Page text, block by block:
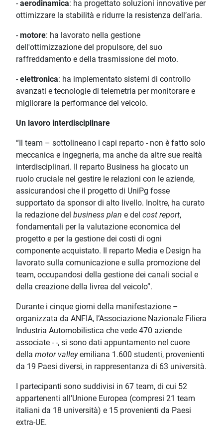
-aerodinamica: ha progettato soluzioni innovative per
ottimizzare la stabilità e ridurre la resistenza dell’aria.
-motore: ha lavorato nella gestione
dell'ottimizzazione del propulsore, del suo
raffreddamento e della trasmissione del moto.
-elettronica: ha implementato sistemi di controllo
avanzati e tecnologie di telemetria per monitorare e
migliorare la performance del veicolo.
Un lavoro interdisciplinare
“Il team – sottolineano i capi reparto - non è fatto solo
meccanica e ingegneria, ma anche da altre sue realtà
interdisciplinari. Il reparto Business ha giocato un
ruolo cruciale nel gestire le relazioni con le aziende,
assicurandosi che il progetto di UniPg fosse
supportato da sponsor di alto livello. Inoltre, ha curato
la redazione del business plan e del cost report,
fondamentali per la valutazione economica del
progetto e per la gestione dei costi di ogni
componente acquistato. Il reparto Media e Design ha
lavorato sulla comunicazione e sulla promozione del
team, occupandosi della gestione dei canali social e
della creazione della livrea del veicolo”.
Durante i cinque giorni della manifestazione –
organizzata da ANFIA, l’Associazione Nazionale Filiera
Industria Automobilistica che vede 470 aziende
associate - -, si sono dati appuntamento nel cuore
della motor valleyemiliana 1.600 studenti, provenienti
da 19 Paesi diversi, in rappresentanza di 63 università.
I partecipanti sono suddivisi in 67 team, di cui 52
appartenenti all’Unione Europea (compresi 21 team
italiani da 18 università) e 15 provenienti da Paesi
extra-UE.